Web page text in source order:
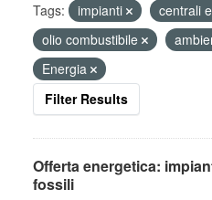
Tags: impianti
centrali
olio combustibile
Energia
Filter Results
Offerta energetica:
fossili